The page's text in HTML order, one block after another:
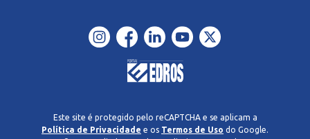
Este site é protegido pelo reCAPTCHA e se aplicam a
Política de Privacidade e os Termos de Uso do Google.